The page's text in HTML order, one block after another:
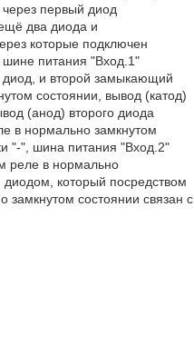
первый диод
два диода и
которые подключен
шине питания "Вход.1"
и второй замыкающий
состоянии, вывод (катод)
(анод) второго диода
в нормально замкнутом
"-", шина питания "Вход.2"
реле в нормально
диодом, который посредством
замкнутом состоянии связан с